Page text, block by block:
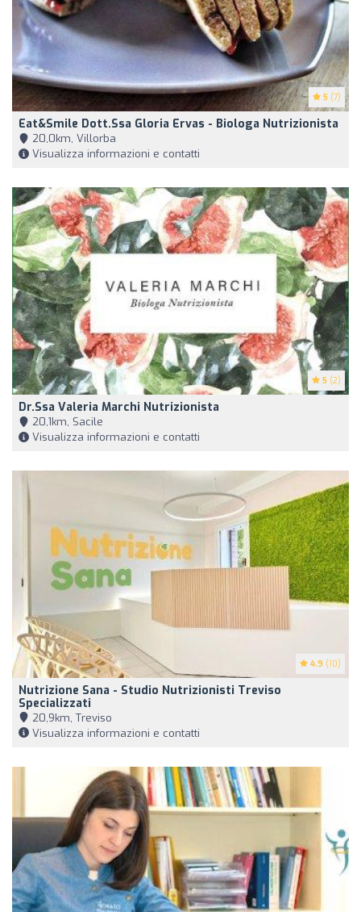
5 (7)
Eat&Smile Dott.ssa Gloria Ervas - Biologa Nutrizionista
20,0km, Villorba
Visualizza informazioni e contatti
5 (2)
Dr.ssa Valeria Marchi Nutrizionista
20,1km, Sacile
Visualizza informazioni e contatti
4.9 (10)
Nutrizione Sana - Studio Nutrizionisti Treviso
Specializzati
20,9km, Treviso
Visualizza informazioni e contatti